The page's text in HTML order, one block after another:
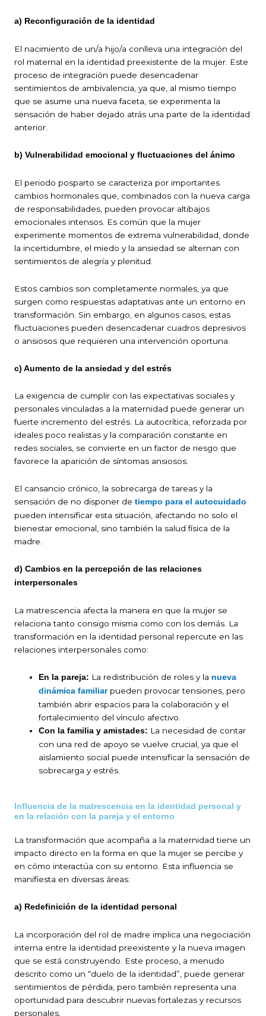
a) Reconfiguración de la identidad
El nacimiento de un/a hijo/a conlleva una integración del
rol maternal en la identidad preexistente de la mujer. Este
proceso de integración puede desencadenar
sentimientos de ambivalencia, ya que, al mismo tiempo
que se asume una nueva faceta, se experimenta la
sensación de haber dejado atrás una parte de la identidad
anterior.
b) Vulnerabilidad emocional y fluctuaciones del ánimo
El periodo posparto se caracteriza por importantes
cambios hormonales que, combinados con la nueva carga
de responsabilidades, pueden provocar altibajos
emocionales intensos. Es común que la mujer
experimente momentos de extrema vulnerabilidad, donde
la incertidumbre, el miedo y la ansiedad se alternan con
sentimientos de alegría y plenitud.
Estos cambios son completamente normales, ya que
surgen como respuestas adaptativas ante un entorno en
transformación. Sin embargo, en algunos casos, estas
fluctuaciones pueden desencadenar cuadros depresivos
o ansiosos que requieren una intervención oportuna.
c) Aumento de la ansiedad y del estrés
La exigencia de cumplir con las expectativas sociales y
personales vinculadas a la maternidad puede generar un
fuerte incremento del estrés. La autocrítica, reforzada por
ideales poco realistas y la comparación constante en
redes sociales, se convierte en un factor de riesgo que
favorece la aparición de síntomas ansiosos.
El cansancio crónico, la sobrecarga de tareas y la
sensación de no disponer de tiempo para el autocuidado
pueden intensificar esta situación, afectando no solo el
bienestar emocional, sino también la salud física de la
madre.
d) Cambios en la percepción de las relaciones
interpersonales
La matrescencia afecta la manera en que la mujer se
relaciona tanto consigo misma como con los demás. La
transformación en la identidad personal repercute en las
relaciones interpersonales como:
En la pareja: La redistribución de roles y la nueva
dinámica familiarpueden provocar tensiones, pero
también abrir espacios para la colaboración y el
fortalecimiento del vínculo afectivo.
Con la familia y amistades: La necesidad de contar
con una red de apoyo se vuelve crucial, ya que el
aislamiento social puede intensificar la sensación de
sobrecarga y estrés.
Influencia de la matrescencia en la identidad personal y
en la relación con la pareja y el entorno
La transformación que acompaña a la maternidad tiene un
impacto directo en la forma en que la mujer se percibe y
en cómo interactúa con su entorno. Esta influencia se
manifiesta en diversas áreas:
a) Redefinición de la identidad personal
La incorporación del rol de madre implica una negociación
interna entre la identidad preexistente y la nueva imagen
que se está construyendo. Este proceso, a menudo
descrito como un “duelo de la identidad”, puede generar
sentimientos de pérdida, pero también representa una
oportunidad para descubrir nuevas fortalezas y recursos
personales.